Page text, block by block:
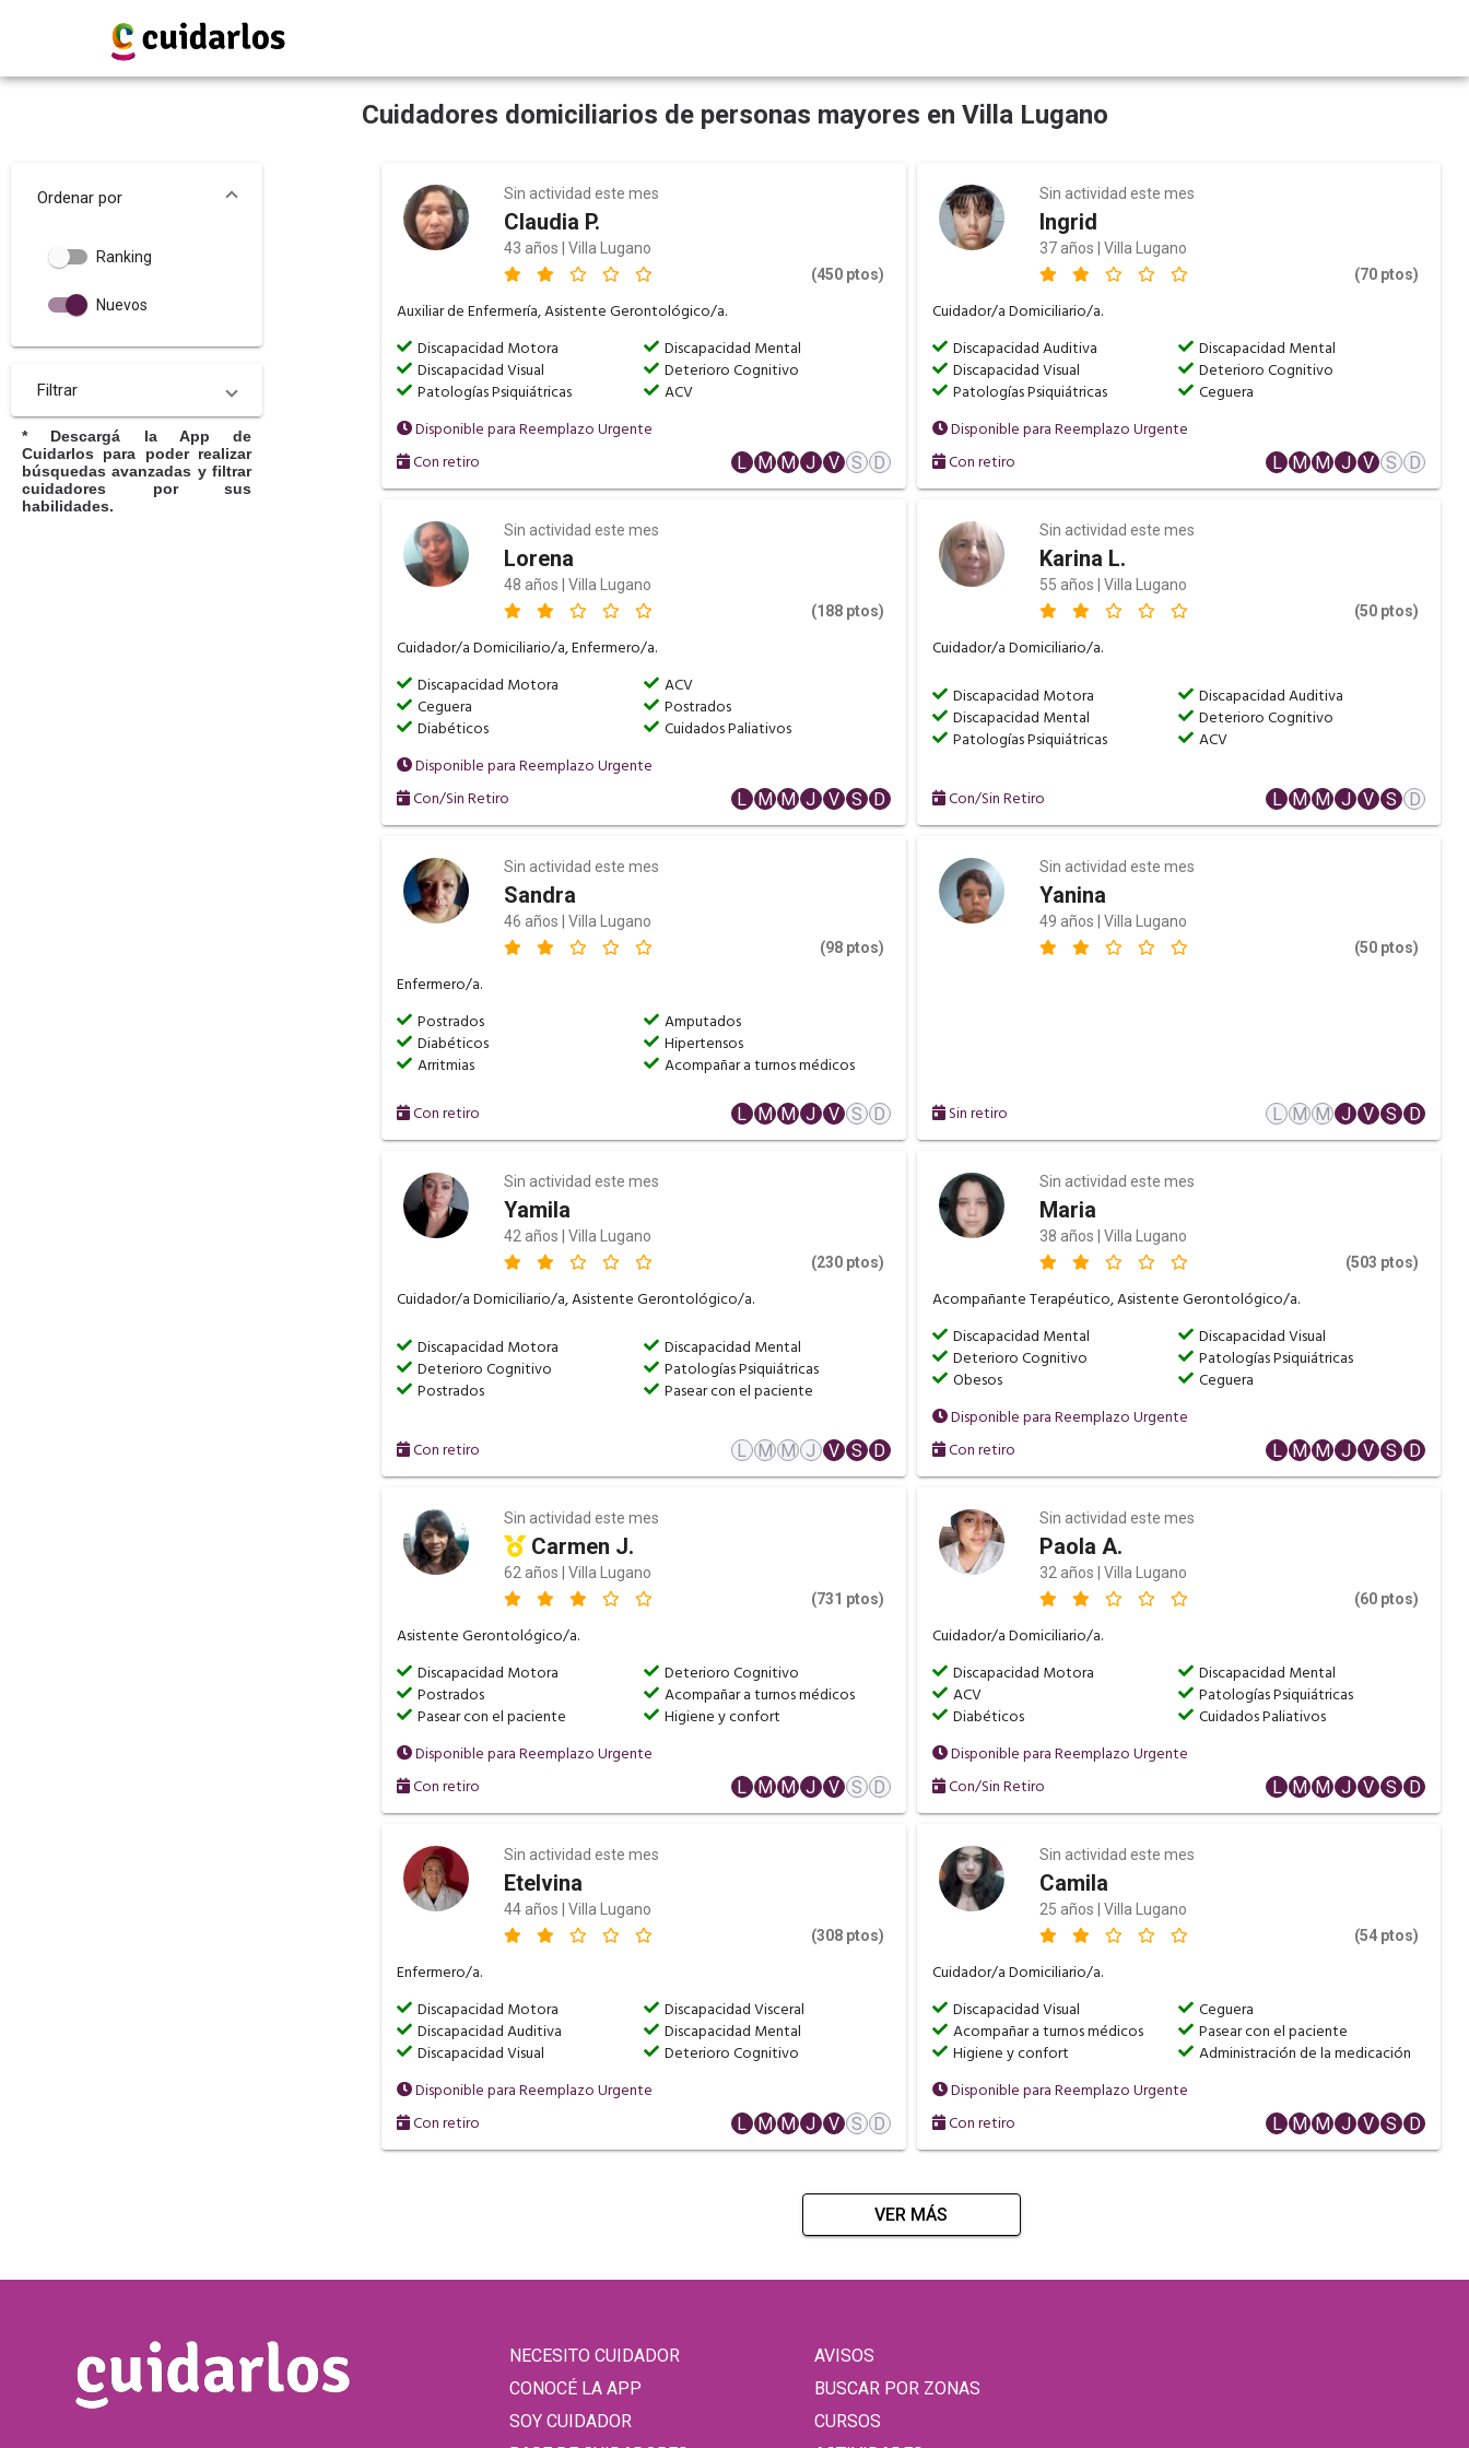
Cuidadores domiciliarios de personas mayores en Villa Lugano
Ordenar por
Ranking
Nuevos
Filtrar
* Descargá la App de
Cuidarlos para poder realizar
búsquedas avanzadas y filtrar
cuidadores por sus
habilidades.
Sin actividad este mes
Claudia P.
43 años | Villa Lugano
(450 ptos)
Auxiliar de Enfermería, Asistente Gerontológico/a.
Discapacidad Motora
Discapacidad Mental
Discapacidad Visual
Deterioro Cognitivo
Patologías Psiquiátricas
ACV
Disponible para Reemplazo Urgente
Con retiro
L M M J V S D
Sin actividad este mes
Ingrid
37 años | Villa Lugano
(70 ptos)
Cuidador/a Domiciliario/a.
Discapacidad Auditiva
Discapacidad Mental
Discapacidad Visual
Deterioro Cognitivo
Patologías Psiquiátricas
Ceguera
Disponible para Reemplazo Urgente
Con retiro
L M M J V S D
Sin actividad este mes
Lorena
48 años | Villa Lugano
(188 ptos)
Cuidador/a Domiciliario/a, Enfermero/a.
Discapacidad Motora
ACV
Ceguera
Postrados
Diabéticos
Cuidados Paliativos
Disponible para Reemplazo Urgente
Con/Sin Retiro
L M M J V S D
Sin actividad este mes
Karina L.
55 años | Villa Lugano
(50 ptos)
Cuidador/a Domiciliario/a.
Discapacidad Motora
Discapacidad Auditiva
Discapacidad Mental
Deterioro Cognitivo
Patologías Psiquiátricas
ACV
Con/Sin Retiro L M M J V S D
Sin actividad este mes
Sandra
46 años | Villa Lugano
(98 ptos)
Enfermero/a.
Postrados
Amputados
Diabéticos
Hipertensos
Arritmias
Acompañar a turnos médicos
Con retiro L M M J V S D
Sin actividad este mes
Yanina
49 años | Villa Lugano
(50 ptos)
Sin retiro L M M J V S D
Sin actividad este mes
Yamila
42 años | Villa Lugano
(230 ptos)
Cuidador/a Domiciliario/a, Asistente Gerontológico/a.
Discapacidad Motora
Discapacidad Mental
Deterioro Cognitivo
Patologías Psiquiátricas
Postrados
Pasear con el paciente
Con retiro L M M J V S D
Sin actividad este mes
Maria
38 años | Villa Lugano
(503 ptos)
Acompañante Terapéutico, Asistente Gerontológico/a.
Discapacidad Mental
Discapacidad Visual
Deterioro Cognitivo
Patologías Psiquiátricas
Obesos
Ceguera
Disponible para Reemplazo Urgente
Con retiro
L M M J V S D
Sin actividad este mes
Carmen J.
62 años | Villa Lugano
(731 ptos)
Asistente Gerontológico/a.
Discapacidad Motora
Deterioro Cognitivo
Postrados
Acompañar a turnos médicos
Pasear con el paciente
Higiene y confort
Disponible para Reemplazo Urgente
Con retiro
L M M J V S D
Sin actividad este mes
Paola A.
32 años | Villa Lugano
(60 ptos)
Cuidador/a Domiciliario/a.
Discapacidad Motora
Discapacidad Mental
ACV
Patologías Psiquiátricas
Diabéticos
Cuidados Paliativos
Disponible para Reemplazo Urgente
Con/Sin Retiro
L M M J V S D
Sin actividad este mes
Etelvina
44 años | Villa Lugano
(308 ptos)
Enfermero/a.
Discapacidad Motora
Discapacidad Visceral
Discapacidad Auditiva
Discapacidad Mental
Discapacidad Visual
Deterioro Cognitivo
Disponible para Reemplazo Urgente
Con retiro
L M M J V S D
Sin actividad este mes
Camila
25 años | Villa Lugano
(54 ptos)
Cuidador/a Domiciliario/a.
Discapacidad Visual
Ceguera
Acompañar a turnos médicos
Pasear con el paciente
Higiene y confort
Administración de la medicación
Disponible para Reemplazo Urgente
Con retiro
L M M J V S D
VER MÁS
NECESITO CUIDADOR
CONOCÉ LA APP
SOY CUIDADOR
AVISOS
BUSCAR POR ZONAS
CURSOS